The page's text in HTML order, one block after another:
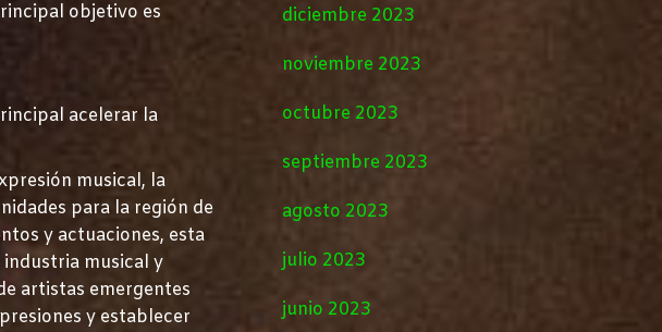
objetivo es
acelerar la
musical, la
para la región de
y actuaciones, esta
musical y
artistas emergentes
y establecer
diciembre 2023
noviembre 2023
octubre 2023
septiembre 2023
agosto 2023
julio 2023
junio 2023